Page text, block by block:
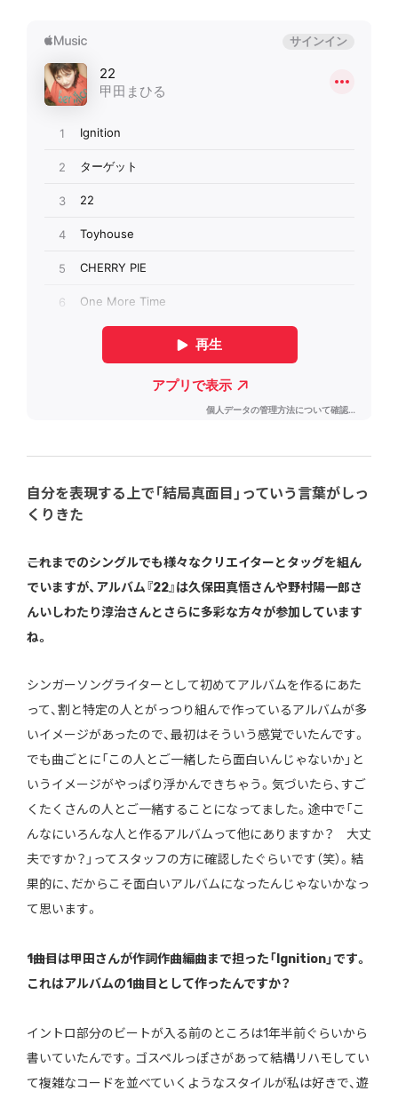
自分を表現する上で「結局真面目」っていう言葉がしっ
くりきた
――これまでのシングルでも様々なクリエイターとタッグを組ん
でいますが、アルバム『22』は久保田真悟さんや野村陽一郎さ
んいしわたり淳治さんとさらに多彩な方々が参加しています
ね。
シンガーソングライターとして初めてアルバムを作るにあた
って、割と特定の人とがっつり組んで作っているアルバムが多
いイメージがあったので、最初はそういう感覚でいたんです。
でも曲ごとに「この人とご一緒したら面白いんじゃないか」と
いうイメージがやっぱり浮かんできちゃう。気づいたら、すご
くたくさんの人とご一緒することになってました。途中で「こ
んなにいろんな人と作るアルバムって他にありますか？ 大丈
夫ですか？」ってスタッフの方に確認したぐらいです（笑）。結
果的に、だからこそ面白いアルバムになったんじゃないかなっ
て思います。
――1曲目は甲田さんが作詞作曲編曲まで担った「Ignition」です。
これはアルバムの1曲目として作ったんですか？
イントロ部分のビートが入る前のところは1年半前ぐらいから
書いていたんです。ゴスペルっぽさがあって結構リハモしてい
て複雑なコードを並べていくようなスタイルが私は好きで、遊